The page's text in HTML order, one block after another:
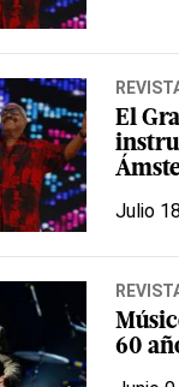
El
Julio
60